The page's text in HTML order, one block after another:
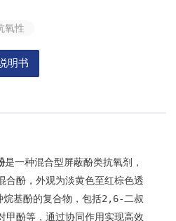
氧性
明书
是一种混合型屏蔽酚类抗氧剂，
酚，外观为淡黄色至红棕色透
烷基酚的复合物，包括2,6-二叔
酚等，通过协同作用实现高效